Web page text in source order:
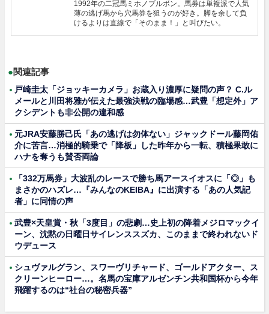
1992年の二冠馬ミホノブルボン。馬券は単複派で人気
薄の逃げ馬から穴馬券を狙うのが好き。脚を余して負
けるよりは直線で「そのまま！」と叫びたい。
●関連記事
戸崎圭太「ジョッキーカメラ」お蔵入り濃厚に疑問の声？ C.ル
メールと川田将雅が伝えた最強決戦の臨場感…武豊「想定外」ア
クシデントも非公開の違和感
元JRA安藤勝己氏「あの逃げは勿体ない」ジャックドール藤岡佑
介に苦言…消極的騎乗で「降板」した昨年から一転、積極果敢に
ハナを奪うも賛否両論
「332万馬券」大波乱のレースで勝ち馬アースイオスに「◎」も
まさかのハズレ…『みんなのKEIBA』に出演する「あの人気記
者」に同情の声
武豊×天皇賞・秋「3度目」の悲劇…史上初の降着メジロマックイ
ーン、沈黙の日曜日サイレンススズカ、このままで終われないド
ウデュース
シュヴァルグラン、スワーヴリチャード、ゴールドアクター、ス
クリーンヒーロー…。名馬の宝庫アルゼンチン共和国杯から今年
飛躍するのは“社台の秘密兵器”